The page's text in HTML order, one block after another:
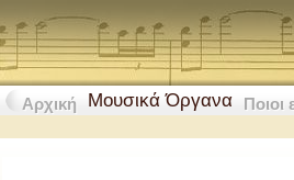
Αρχική Μουσικά Όργανα Ποιοι